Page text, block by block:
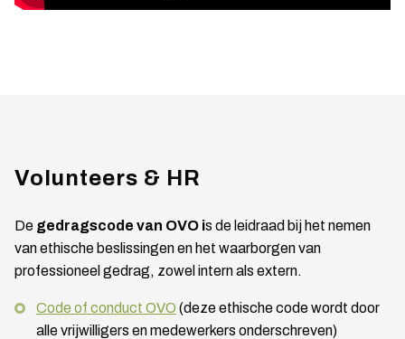
Volunteers & HR
De gedragscode van OVO is de leidraad bij het nemen
van ethische beslissingen en het waarborgen van
professioneel gedrag, zowel intern als extern.
Code of conduct OVO (deze ethische code wordt door
alle vrijwilligers en medewerkers onderschreven)